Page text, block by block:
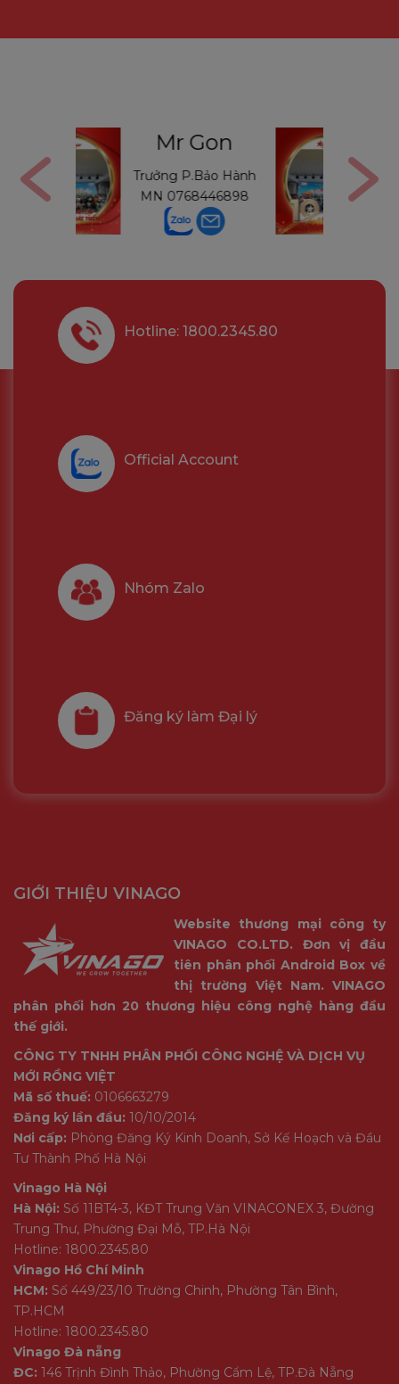
Hành
Mr Thường
Trưởng P.Bảo Hành
MB 0971234540
Hotline: 1800.2345.80
Official Account
Nhóm Zalo
Đăng ký làm Đại lý
GIỚI THIỆU VINAGO
Website thương mại công ty
VINAGO CO.LTD. Đơn vị đầu
tiên phân phối Android Box về
thị trường Việt Nam. VINAGO
phân phối hơn 20 thương hiệu công nghệ hàng đầu
thế giới.
CÔNG TY TNHH PHÂN PHỐI CÔNG NGHỆ VÀ DỊCH VỤ
MỚI RỒNG VIỆT
Mã số thuế: 0106663279
Đăng ký lần đầu: 10/10/2014
Nơi cấp: Phòng Đăng Ký Kinh Doanh, Sở Kế Hoạch và Đầu
Tư Thành Phố Hà Nội
Vinago Hà Nội
Hà Nội: Số 11BT4-3, KĐT Trung Văn VINACONEX 3, Đường
Trung Thư, Phường Đại Mỗ, TP.Hà Nội
Hotline: 1800.2345.80
Vinago Hồ Chí Minh
HCM: Số 449/23/10 Trường Chinh, Phường Tân Bình,
TP.HCM
Hotline: 1800.2345.80
Vinago Đà nẵng
ĐC: 146 Trịnh Đình Thảo, Phường Cẩm Lệ, TP.Đà Nẵng